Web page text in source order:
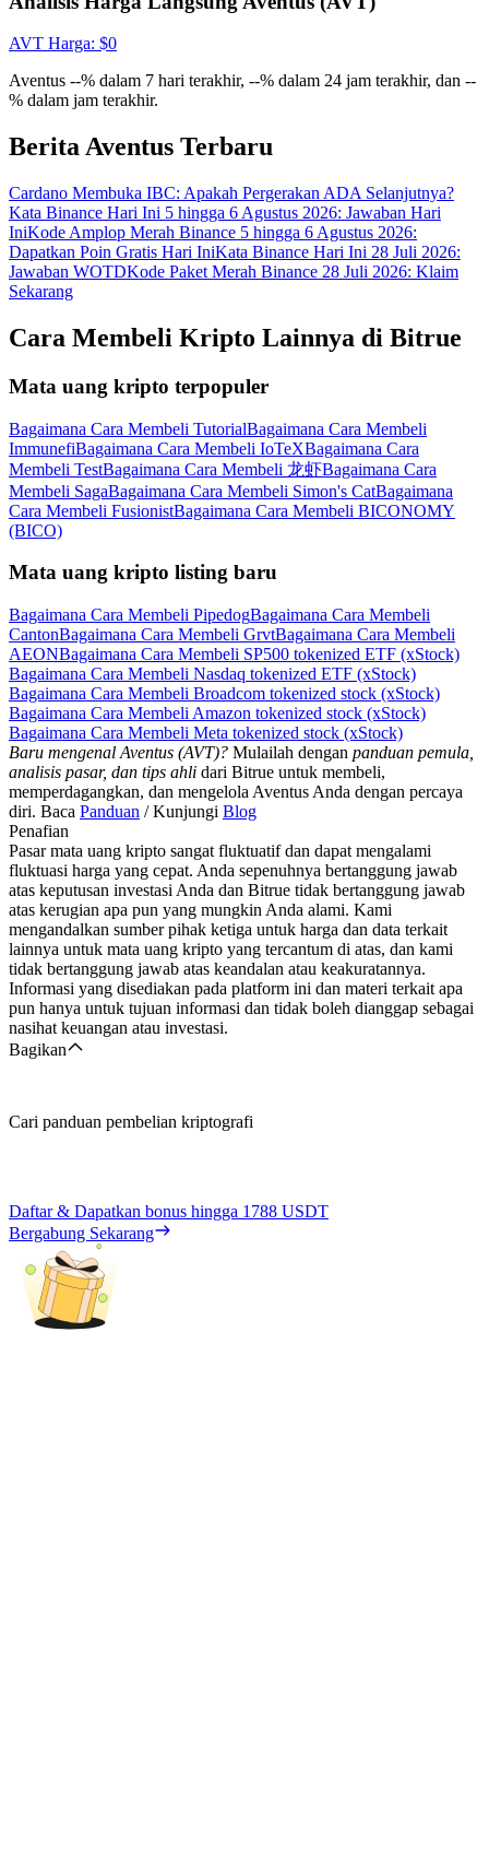
AVT Harga: $0
Aventus --% dalam 7 hari terakhir, --% dalam 24 jam terakhir, dan --
% dalam jam terakhir.
Berita Aventus Terbaru
Cardano Membuka IBC: Apakah Pergerakan ADA Selanjutnya?
Kata Binance Hari Ini 5 hingga 6 Agustus 2026: Jawaban Hari
IniKode Amplop Merah Binance 5 hingga 6 Agustus 2026:
Dapatkan Poin Gratis Hari IniKata Binance Hari Ini 28 Juli 2026:
Jawaban WOTDKode Paket Merah Binance 28 Juli 2026: Klaim
Sekarang
Cara Membeli Kripto Lainnya di Bitrue
Mata uang kripto terpopuler
Bagaimana Cara Membeli TutorialBagaimana Cara Membeli
ImmunefiBagaimana Cara Membeli IoTeXBagaimana Cara
Membeli TestBagaimana Cara Membeli 龙虾Bagaimana Cara
Membeli SagaBagaimana Cara Membeli Simon's CatBagaimana
Cara Membeli FusionistBagaimana Cara Membeli BICONOMY
(BICO)
Mata uang kripto listing baru
Bagaimana Cara Membeli PipedogBagaimana Cara Membeli
CantonBagaimana Cara Membeli GrvtBagaimana Cara Membeli
AEONBagaimana Cara Membeli SP500 tokenized ETF (xStock)
Bagaimana Cara Membeli Nasdaq tokenized ETF (xStock)
Bagaimana Cara Membeli Broadcom tokenized stock (xStock)
Bagaimana Cara Membeli Amazon tokenized stock (xStock)
Bagaimana Cara Membeli Meta tokenized stock (xStock)
Baru mengenal Aventus (AVT)? Mulailah dengan panduan pemula,
analisis pasar, dan tips ahli dari Bitrue untuk membeli,
memperdagangkan, dan mengelola Aventus Anda dengan percaya
diri. Baca Panduan / Kunjungi Blog
Penafian
Pasar mata uang kripto sangat fluktuatif dan dapat mengalami
fluktuasi harga yang cepat. Anda sepenuhnya bertanggung jawab
atas keputusan investasi Anda dan Bitrue tidak bertanggung jawab
atas kerugian apa pun yang mungkin Anda alami. Kami
mengandalkan sumber pihak ketiga untuk harga dan data terkait
lainnya untuk mata uang kripto yang tercantum di atas, dan kami
tidak bertanggung jawab atas keandalan atau keakuratannya.
Informasi yang disediakan pada platform ini dan materi terkait apa
pun hanya untuk tujuan informasi dan tidak boleh dianggap sebagai
nasihat keuangan atau investasi.
Bagikan
Cari panduan pembelian kriptografi
Daftar & Dapatkan bonus hingga 1788 USDT
Bergabung Sekarang